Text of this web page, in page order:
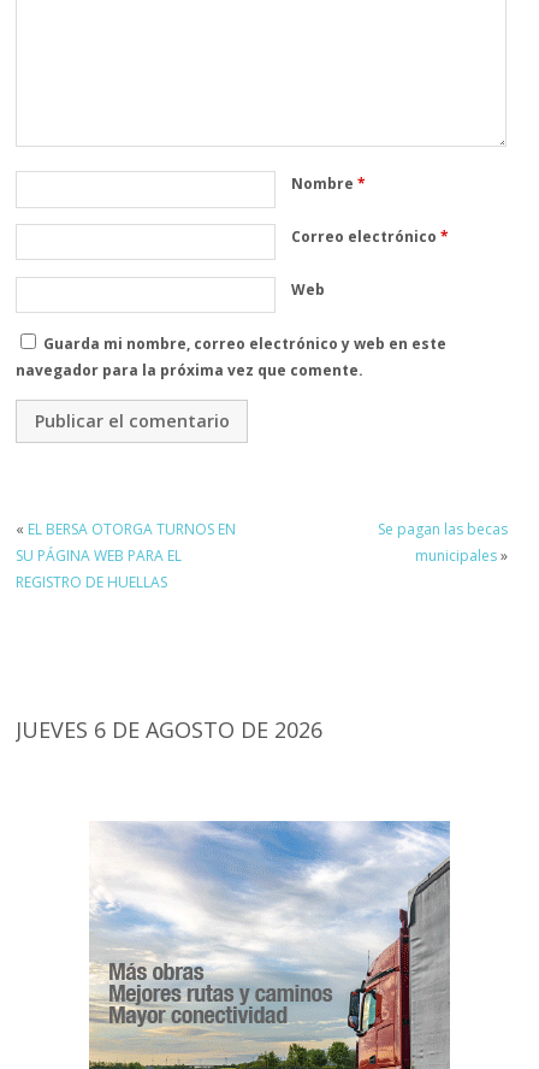
Nombre*
Correo electrónico*
Web
Guarda mi nombre, correo electrónico y web en este
navegador para la próxima vez que comente.
« EL BERSA OTORGA TURNOS EN
SU PÁGINA WEB PARA EL
REGISTRO DE HUELLAS
Se pagan las becas
municipales»
JUEVES 6 DE AGOSTO DE 2026